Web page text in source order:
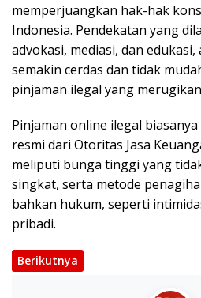
memperjuangkan hak-hak
Indonesia. Pendekatan yang
advokasi, mediasi, dan
semakin cerdas dan tidak
pinjaman ilegal yang
Pinjaman online ilegal
resmi dari Otoritas Jasa
meliputi bunga tinggi yang
singkat, serta metode
bahkan hukum, seperti
pribadi.
Berikutnya